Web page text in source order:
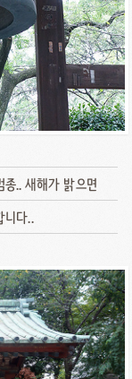
종.. 새해가 밝으면
니다..